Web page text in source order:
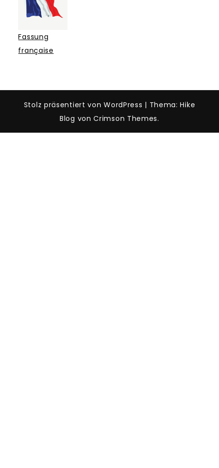
v
e
Fassung
française
Stolz präsentiert von WordPress | Thema: Hike
Blog von Crimson Themes.